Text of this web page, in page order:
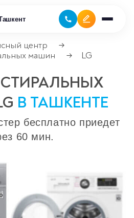
техники
техники
центр
→
машин
→ LG
В ТАШКЕНТЕ
бесплатно приедет
60 мин.